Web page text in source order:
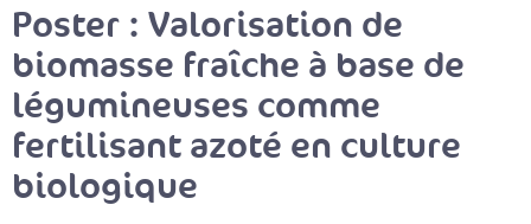
Poster : Valorisation de
biomasse fraîche à base de
légumineuses comme
fertilisant azoté en culture
biologique